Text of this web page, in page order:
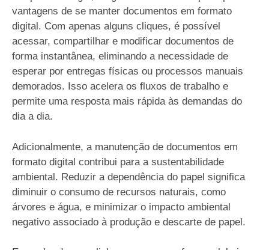
vantagens de se manter documentos em formato
digital. Com apenas alguns cliques, é possível
acessar, compartilhar e modificar documentos de
forma instantânea, eliminando a necessidade de
esperar por entregas físicas ou processos manuais
demorados. Isso acelera os fluxos de trabalho e
permite uma resposta mais rápida às demandas do
dia a dia.
Adicionalmente, a manutenção de documentos em
formato digital contribui para a sustentabilidade
ambiental. Reduzir a dependência do papel significa
diminuir o consumo de recursos naturais, como
árvores e água, e minimizar o impacto ambiental
negativo associado à produção e descarte de papel.